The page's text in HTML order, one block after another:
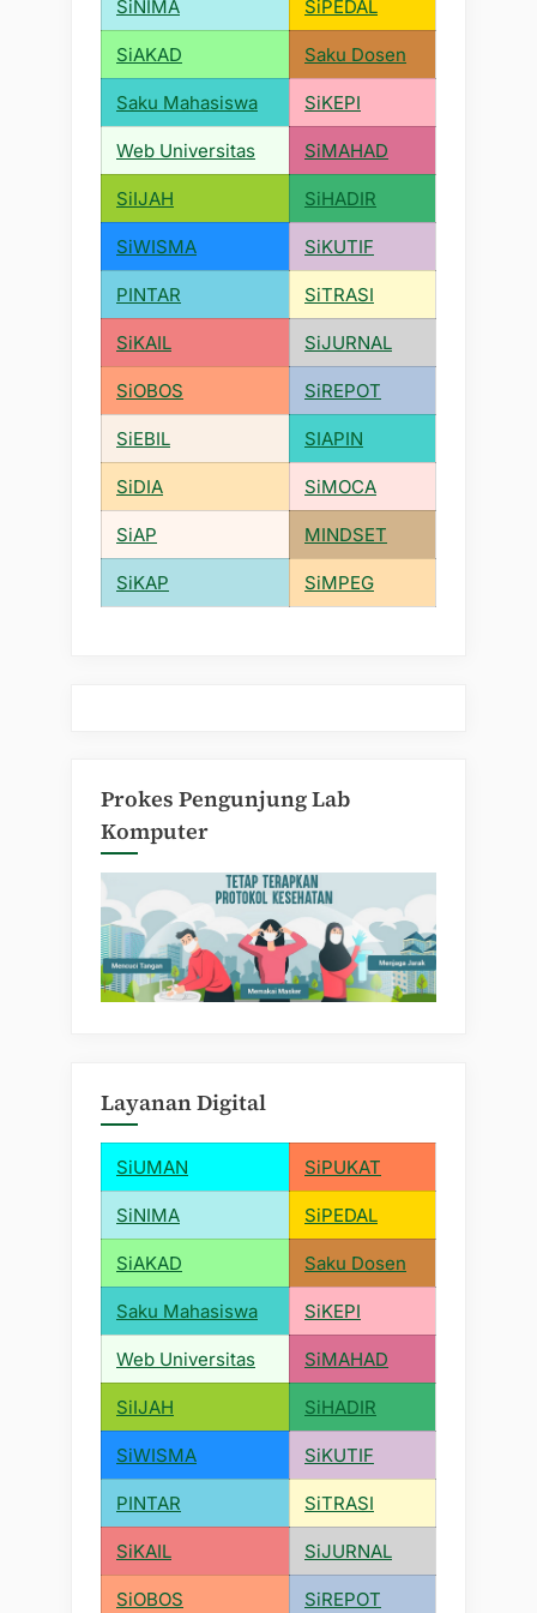
SiNIMA SiPEDAL
SiAKAD Saku Dosen
Saku Mahasiswa SiKEPI
Web Universitas SiMAHAD
SiIJAH SiHADIR
SiWISMA SiKUTIF
PINTAR SiTRASI
SiKAIL SiJURNAL
SiOBOS SiREPOT
SiEBIL SIAPIN
SiDIA SiMOCA
SiAP MINDSET
SiKAP SiMPEG
Prokes Pengunjung Lab
Komputer
Layanan Digital
SiUMAN SiPUKAT
SiNIMA SiPEDAL
SiAKAD Saku Dosen
Saku Mahasiswa SiKEPI
Web Universitas SiMAHAD
SiIJAH SiHADIR
SiWISMA SiKUTIF
PINTAR SiTRASI
SiKAIL SiJURNAL
SiOBOS SiREPOT